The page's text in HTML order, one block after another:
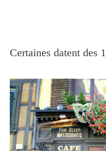
Certaines datent des